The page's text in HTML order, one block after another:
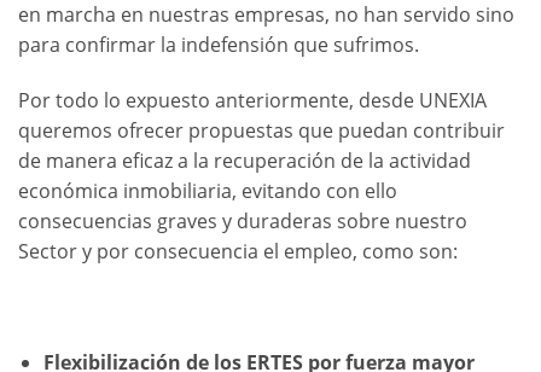
en marcha en nuestras empresas, no han servido sino
para confirmar la indefensión que sufrimos.
Por todo lo expuesto anteriormente, desde UNEXIA
queremos ofrecer propuestas que puedan contribuir
de manera eficaz a la recuperación de la actividad
económica inmobiliaria, evitando con ello
consecuencias graves y duraderas sobre nuestro
Sector y por consecuencia el empleo, como son:
Flexibilización de los ERTES por fuerza mayor